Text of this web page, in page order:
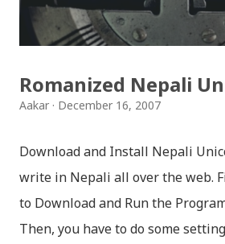
सहित उपस्थित भएको छु । साथिहरुको
कुराहरुलाई एकै ठाउँमा समेट्न...
Romanized Nepali
Aakar December 16, 2007
Download and Install Nepali
write in Nepali all over the web.
to Download and Run the
Then, you have to do some